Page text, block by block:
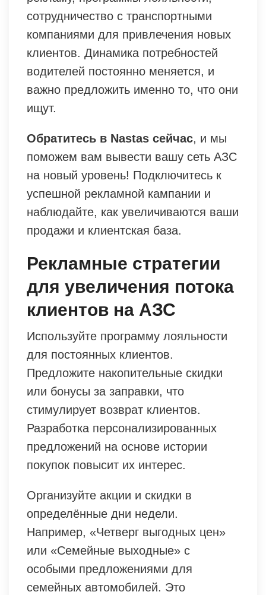
сотрудничество с транспортными
компаниями для привлечения новых
клиентов. Динамика потребностей
водителей постоянно меняется, и
важно предложить именно то, что они
ищут.
Обратитесь в Nastas сейчас, и мы
поможем вам вывести вашу сеть АЗС
на новый уровень! Подключитесь к
успешной рекламной кампании и
наблюдайте, как увеличиваются ваши
продажи и клиентская база.
Рекламные стратегии
для увеличения потока
клиентов на АЗС
Используйте программу лояльности
для постоянных клиентов.
Предложите накопительные скидки
или бонусы за заправки, что
стимулирует возврат клиентов.
Разработка персонализированных
предложений на основе истории
покупок повысит их интерес.
Организуйте акции и скидки в
определённые дни недели.
Например, «Четверг выгодных цен»
или «Семейные выходные» с
особыми предложениями для
семейных автомобилей. Это